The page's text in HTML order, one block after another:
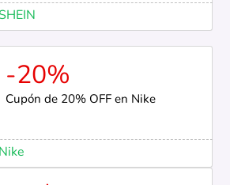
-20%
Cupón de 20% OFF en Nike